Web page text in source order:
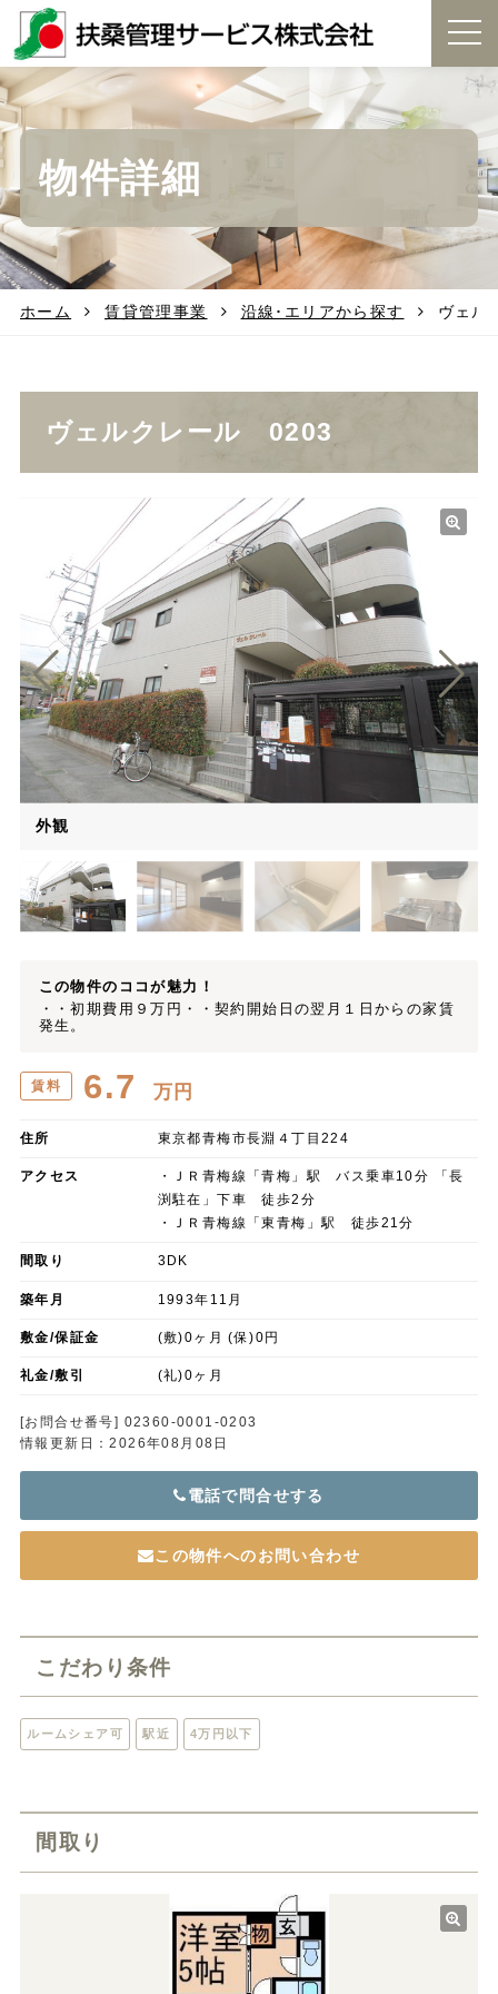
t
g
i
a
t
物件詳細
ホーム 賃貸管理事業 沿線･エリアから探す ヴェ
ヴェルクレール 0203
外観
この物件のココが魅力！
・・初期費用９万円・・契約開始日の翌月１日からの家賃
発生。
賃料 6.7 万円
住所 東京都青梅市長淵４丁目224
アクセス
・ＪＲ青梅線「青梅」駅 バス乗車10分 「長
渕駐在」下車 徒歩2分
・ＪＲ青梅線「東青梅」駅 徒歩21分
間取り 3DK
築年月 1993年11月
敷金/保証金 (敷)0ヶ月 (保)0円
礼金/敷引 (礼)0ヶ月
[お問合せ番号] 02360-0001-0203
情報更新日：2026年08月08日
電話で問合せする
この物件へのお問い合わせ
こだわり条件
ルームシェア可 駅近 4万円以下
間取り